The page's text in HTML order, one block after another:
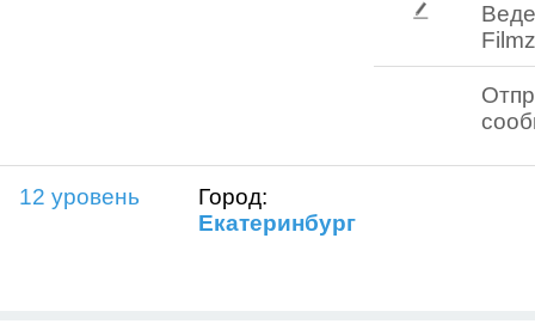
12 уровень
Город:
Екатеринбург